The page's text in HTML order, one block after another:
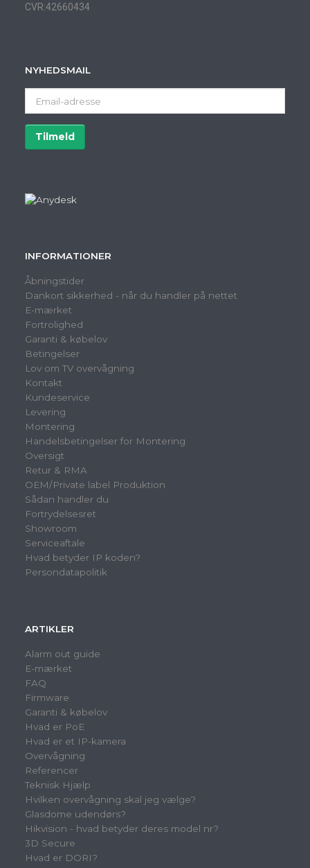
CVR:42660434
NYHEDSMAIL
adresse
Tilmeld
INFORMATIONER
Åbningstider
Dankort sikkerhed - når du handler på nettet
E-mærket
Fortrolighed
Garanti & købelov
Betingelser
Lov om TV overvågning
Kontakt
Kundeservice
Levering
Montering
Handelsbetingelser for Montering
Oversigt
Retur & RMA
OEM/Private label Produktion
Sådan handler du
Fortrydelsesret
Showroom
Serviceaftale
Hvad betyder IP koden?
Persondatapolitik
ARTIKLER
Alarm out guide
E-mærket
FAQ
Firmware
Garanti & købelov
Hvad er PoE
Hvad er et IP-kamera
Overvågning
Referencer
Teknisk Hjælp
Hvilken overvågning skal jeg vælge?
Glasdome udendørs?
Hikvision - hvad betyder deres model nr?
3D Secure
Hvad er DORI?